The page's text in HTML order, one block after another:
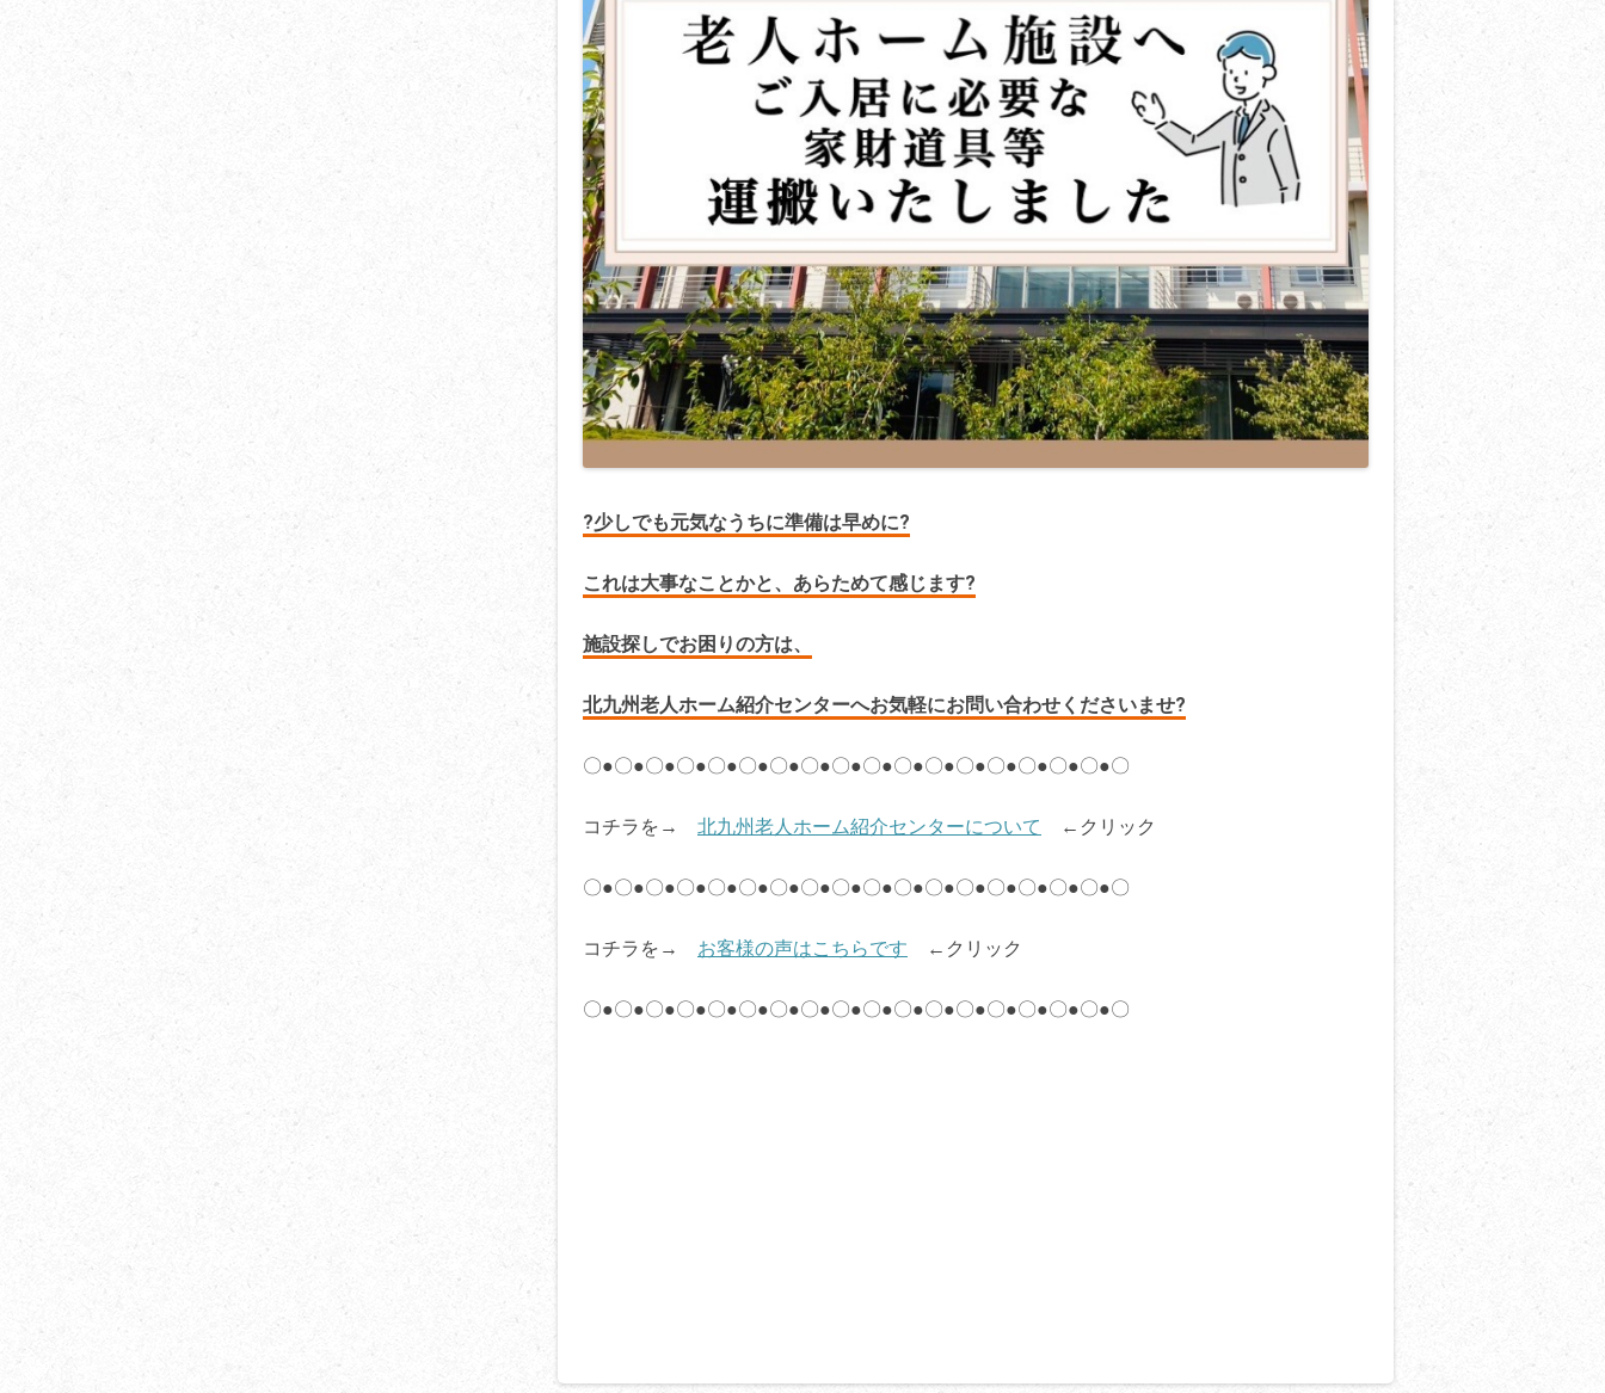
?少しでも元気なうちに準備は早めに?
これは大事なことかと、 あらためて感じます?
施設探しでお困りの方は、
北九州老人ホーム紹介センターへお気軽にお問い合わせくださいませ?
〇●〇●〇●〇●〇●〇●〇●〇●〇●〇●〇●〇●〇●〇●〇●〇●〇●〇
コチラを→ 北九州老人ホーム紹介センターについて ←クリック
〇●〇●〇●〇●〇●〇●〇●〇●〇●〇●〇●〇●〇●〇●〇●〇●〇●〇
コチラを→ お客様の声はこちらです ←クリック
〇●〇●〇●〇●〇●〇●〇●〇●〇●〇●〇●〇●〇●〇●〇●〇●〇●〇